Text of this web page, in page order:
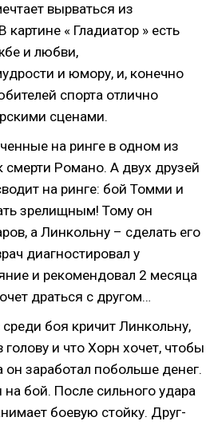
вырваться из
картине « Гладиатор » есть
и любви,
и юмору, и, конечно
спорта отлично
сценами.
на ринге в одном из
смерти Романо. А двух друзей
на ринге: бой Томми и
зрелищным! Тому он
а Линкольну – сделать его
диагностировал у
и рекомендовал 2 месяца
драться с другом…
среди боя кричит Линкольну,
голову и что Хорн хочет, чтобы
он заработал побольше денег.
бой. После сильного удара
боевую стойку. Друг-